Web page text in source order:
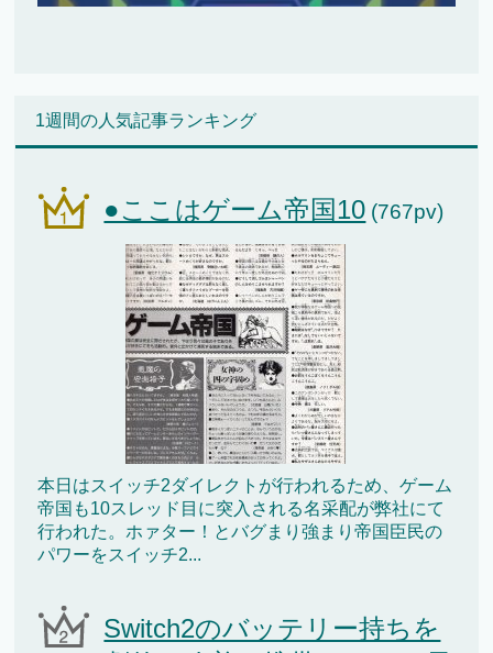
1週間の人気記事ランキング
●ここはゲーム帝国10 (767pv)
本日はスイッチ2ダイレクトが行われるため、ゲーム
帝国も10スレッド目に突入される名采配が弊社にて
行われた。ホァター！とバグまり強まり帝国臣民の
パワーをスイッチ2...
Switch2のバッテリー持ちを